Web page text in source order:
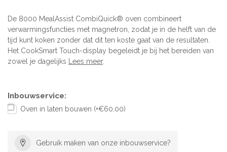
De 8000 MealAssist CombiQuick® oven combineert
verwarmingsfuncties met magnetron, zodat je in de helft van de
tijd kunt koken zonder dat dit ten koste gaat van de resultaten.
Het CookSmart Touch-display begeleidt je bij het bereiden van
zowel je dagelijks Lees meer.
Inbouwservice:
Oven in laten bouwen (+€60,00)
Gebruik maken van onze inbouwservice?